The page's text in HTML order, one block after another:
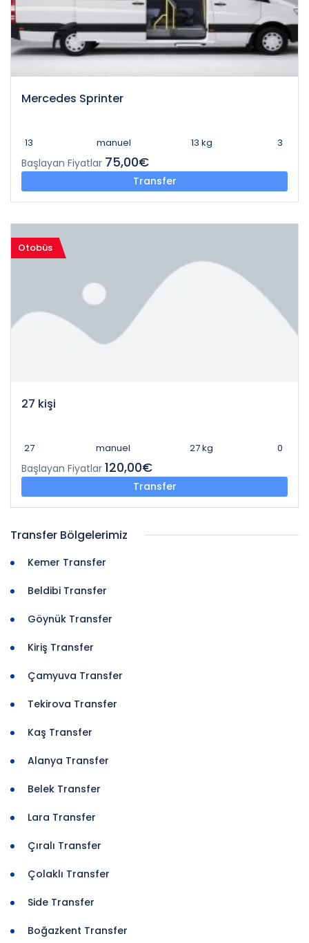
Mercedes Sprinter
13 manuel 13 kg 3
Başlayan Fiyatlar 75,00€
Transfer
Otobüs
27 kişi
27 manuel 27 kg 0
Başlayan Fiyatlar 120,00€
Transfer
Transfer Bölgelerimiz
Kemer Transfer
Beldibi Transfer
Göynük Transfer
Kiriş Transfer
Çamyuva Transfer
Tekirova Transfer
Kaş Transfer
Alanya Transfer
Belek Transfer
Lara Transfer
Çıralı Transfer
Çolaklı Transfer
Side Transfer
Boğazkent Transfer